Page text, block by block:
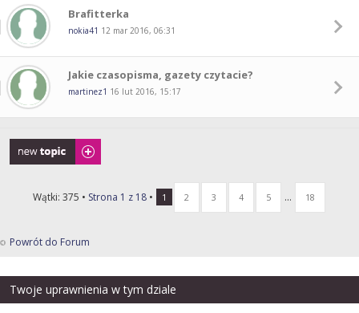
Brafitterka
nokia41 12 mar 2016, 06:31
Jakie czasopisma, gazety czytacie?
martinez1 16 lut 2016, 15:17
Napisz wątek
Wątki: 375 • Strona 1 z 18 • 1 2 3 4 5 ... 18
Powrót do Forum
Twoje uprawnienia w tym dziale